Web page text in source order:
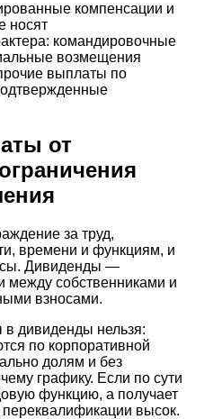
компенсации и
носят
командировочные
возмещения
выплаты по
от
за труд,
времени и функциям, и
Дивиденды —
между собственниками и
взносами.
дивиденды нельзя:
по корпоративной
долям и без
графику. Если по сути
функцию, а получает
высок.